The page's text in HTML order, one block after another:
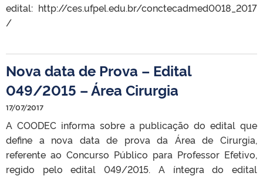
edital: http://ces.ufpel.edu.br/conctecadmed0018_2017
/
Nova data de Prova – Edital
049/2015 – Área Cirurgia
17/07/2017
A COODEC informa sobre a publicação do edital que
define a nova data de prova da Área de Cirurgia,
referente ao Concurso Público para Professor Efetivo,
regido pelo edital 049/2015. A íntegra do edital